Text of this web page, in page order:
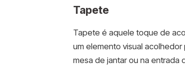
Tapete
Tapete é aquele toque de
um elemento visual
mesa de jantar ou na entrada